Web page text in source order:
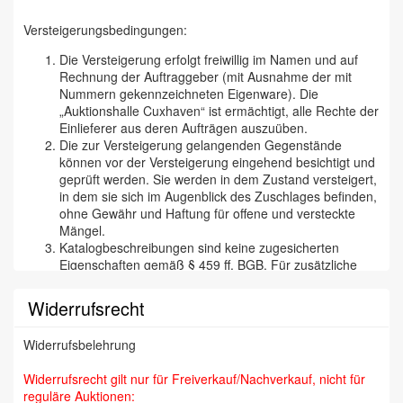
Versteigerungsbedingungen:
Die Versteigerung erfolgt freiwillig im Namen und auf
Rechnung der Auftraggeber (mit Ausnahme der mit
Nummern gekennzeichneten Eigenware). Die
„Auktionshalle Cuxhaven“ ist ermächtigt, alle Rechte der
Einlieferer aus deren Aufträgen auszuüben.
Die zur Versteigerung gelangenden Gegenstände
können vor der Versteigerung eingehend besichtigt und
geprüft werden. Sie werden in dem Zustand versteigert,
in dem sie sich im Augenblick des Zuschlages befinden,
ohne Gewähr und Haftung für offene und versteckte
Mängel.
Katalogbeschreibungen sind keine zugesicherten
Eigenschaften gemäß § 459 ff. BGB. Für zusätzliche
der „Cuxhavener Auktionshalle“ wird nicht gehaftet. Wir
versichern aber selbstverständlich, daß wir
Gewissen tätigen und jede begründete Reklamation
Zuschlag annullieren. Die Reklamation muß binnen 14
Widerrufsrecht
Widerrufsbelehrung
Widerrufsrecht gilt nur für Freiverkauf/Nachverkauf, nicht für
reguläre Auktionen: